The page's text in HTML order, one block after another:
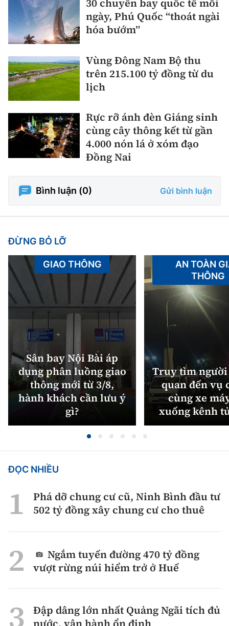
30 chuyến bay quốc tế mỗi
ngày, Phú Quốc “thoát ngài
hóa bướm”
Vùng Đông Nam Bộ thu
trên 215.100 tỷ đồng từ du
lịch
Rực rỡ ánh đèn Giáng sinh
cùng cây thông kết từ gần
4.000 nón lá ở xóm đạo
Đồng Nai
Bình luận (0) Gửi bình luận
ĐỪNG BỎ LỠ
Sân bay Nội Bài áp
dụng phân luồng giao
thông mới từ 3/8,
hành khách cần lưu ý
gì?
GIAO THÔNG
Truy tìm
quan đến vụ
cùng xe
xuống kênh
AN TOÀN
THÔNG
ĐỌC NHIỀU
Phá dỡ chung cư cũ, Ninh Bình đầu tư
502 tỷ đồng xây chung cư cho thuê
Ngắm tuyến đường 470 tỷ đồng
vượt rừng núi hiểm trở ở Huế
Đập dâng lớn nhất Quảng Ngãi tích đủ